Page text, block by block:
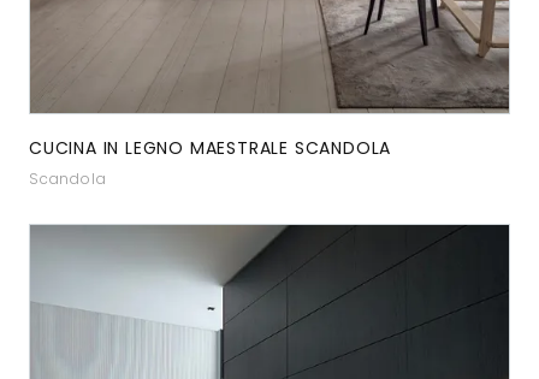
CUCINA IN LEGNO MAESTRALE SCANDOLA
Scandola